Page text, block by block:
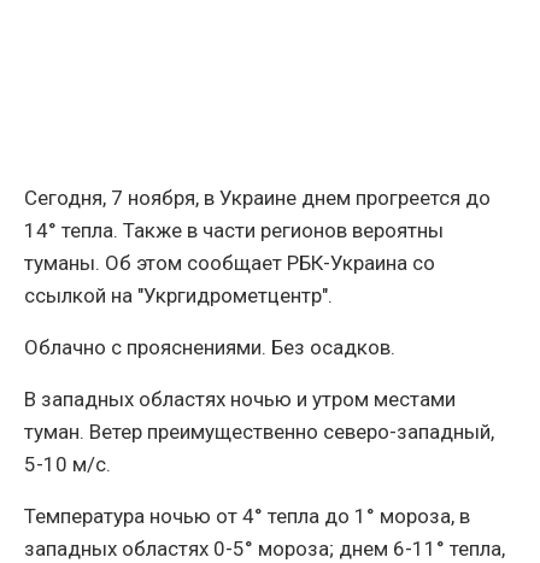
Сегодня, 7 ноября, в Украине днем прогреется до
14° тепла. Также в части регионов вероятны
туманы. Об этом сообщает РБК-Украина со
ссылкой на "Укргидрометцентр".
Облачно с прояснениями. Без осадков.
В западных областях ночью и утром местами
туман. Ветер преимущественно северо-западный,
5-10 м/с.
Температура ночью от 4° тепла до 1° мороза, в
западных областях 0-5° мороза; днем 6-11° тепла,